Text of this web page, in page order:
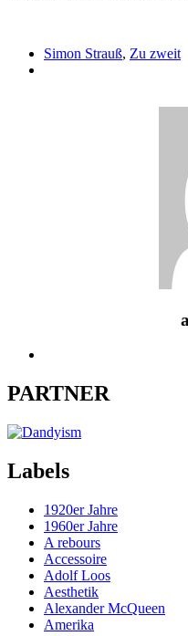
Simon Strauß, Zu zweit
PARTNER
Labels
1920er Jahre
1960er Jahre
A rebours
Accessoire
Adolf Loos
Aesthetik
Alexander McQueen
Amerika